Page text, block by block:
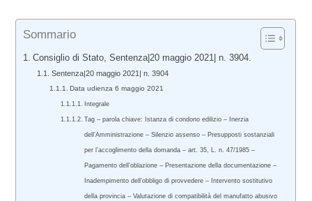
Sommario
Consiglio di Stato, Sentenza|20 maggio 2021| n. 3904.
Sentenza|20 maggio 2021| n. 3904
Data udienza 6 maggio 2021
Integrale
Tag – parola chiave: Istanza di condono edilizio – Inerzia
dell’Amministrazione – Silenzio assenso – Presupposti sostanziali
per l’accoglimento della domanda – art. 35, L. n. 47/1985 –
Pagamento dell’oblazione – Presentazione della documentazione –
Inadempimento dell’obbligo di provvedere – Intervento sostitutivo
della provincia – Valutazione di compatibilità del manufatto abusivo